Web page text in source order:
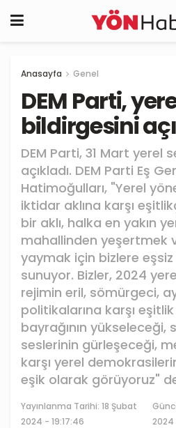
Anasayfa Genel
DEM Parti,
bildirgesini
DEM Parti, 31 Mart yerel
açıkladı. DEM Parti Eş
Hatimoğulları, "Yerel
iktidar aklına karşı
bir aklı, halka en yakın
mahallinden yeşertmek
yaymak için bizlere
sunuyor. Bizler, 2024
rejimin eril, sömürgeci,
politikalarına karşı
bayrağının yükseleceği,
seslerinin gürleşeceği,
karşı yerel
eşik olarak görüyoruz"
Yayınlanma Tarihi: 18 Şubat
2024 - 19:17:46
2024